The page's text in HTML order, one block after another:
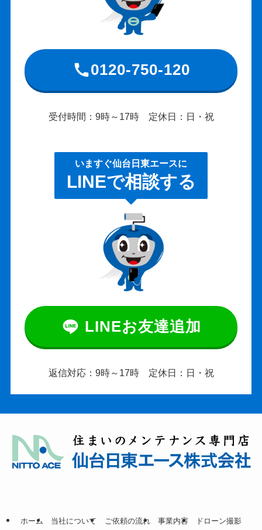
0120-750-120
受付時間：9時～17時 定休日：日・祝
いますぐ仙台日東エースに
LINEで相談する
LINEお友達追加
返信対応：9時～17時 定休日：日・祝
ホーム 当社について ご依頼の流れ 事業内容 ドローン撮影